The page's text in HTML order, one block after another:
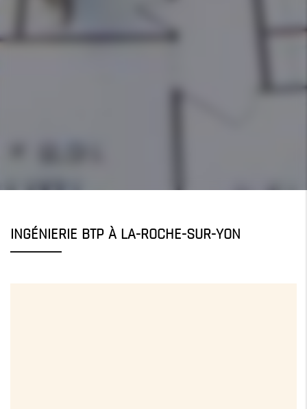
INGÉNIERIE BTP À LA-ROCHE-SUR-YON